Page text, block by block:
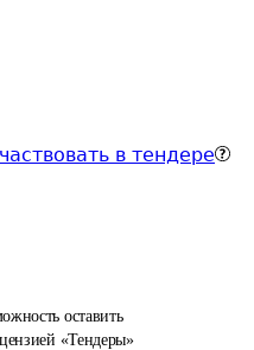
в тендере
оставить
«Тендеры»